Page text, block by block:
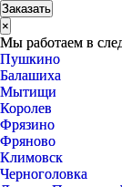
×
Мы работаем в
Пушкино
Балашиха
Мытищи
Королев
Фрязино
Фряново
Климовск
Черноголовка